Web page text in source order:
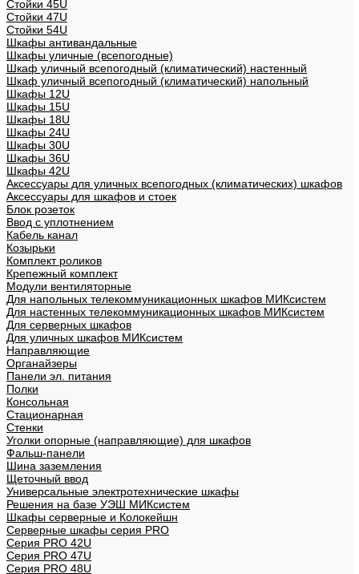
Стойки 45U
Стойки 47U
Стойки 54U
Шкафы антивандальные
Шкафы уличные (всепогодные)
Шкаф уличный всепогодный (климатический) настенный
Шкаф уличный всепогодный (климатический) напольный
Шкафы 12U
Шкафы 15U
Шкафы 18U
Шкафы 24U
Шкафы 30U
Шкафы 36U
Шкафы 42U
Аксессуары для уличных всепогодных (климатических) шкафов
Аксессуары для шкафов и стоек
Блок розеток
Ввод с уплотнением
Кабель канал
Козырьки
Комплект роликов
Крепежный комплект
Модули вентиляторные
Для напольных телекоммуникационных шкафов МИКсистем
Для настенных телекоммуникационных шкафов МИКсистем
Для серверных шкафов
Для уличных шкафов МИКсистем
Направляющие
Органайзеры
Панели эл. питания
Полки
Консольная
Стационарная
Стенки
Уголки опорные (направляющие) для шкафов
Фальш-панели
Шина заземления
Щеточный ввод
Универсальные электротехнические шкафы
Решения на базе УЭШ МИКсистем
Шкафы серверные и Колокейшн
Серверные шкафы серия PRO
Серия PRO 42U
Серия PRO 47U
Серия PRO 48U